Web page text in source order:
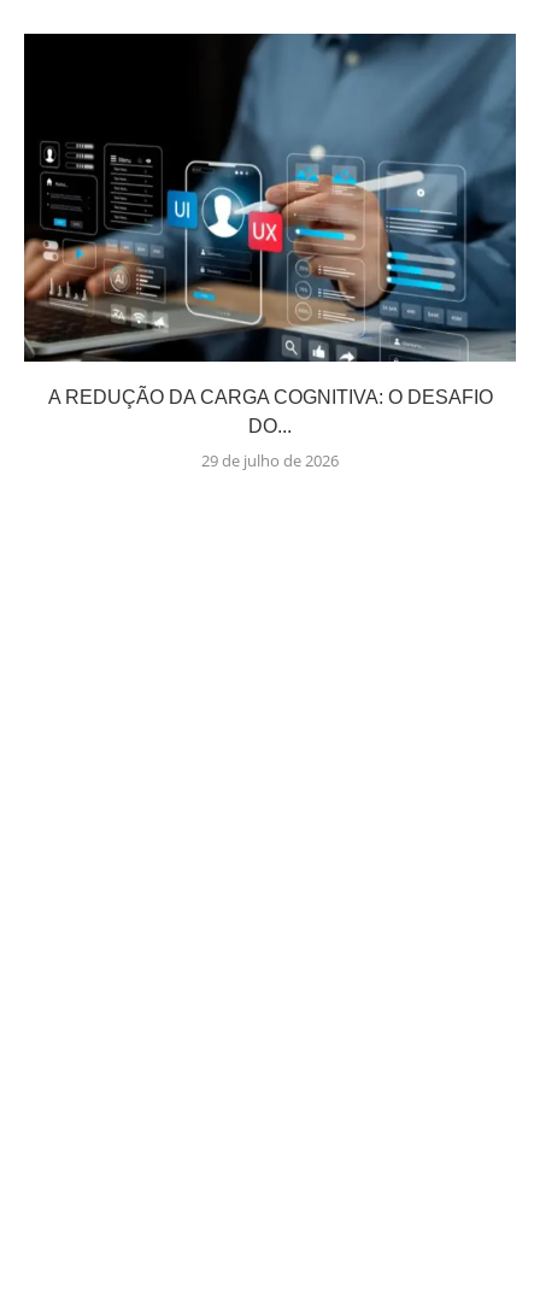
A REDUÇÃO DA CARGA COGNITIVA: O DESAFIO
DO...
29 de julho de 2026